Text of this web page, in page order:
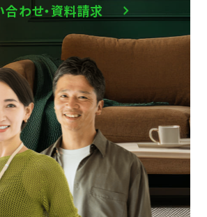
合わせ・資料請求